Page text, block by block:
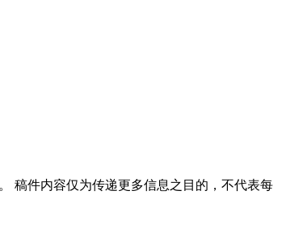
稿件内容仅为传递更多信息之目的，不代表每